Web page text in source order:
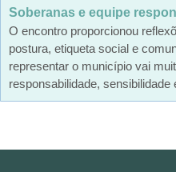
Soberanas e equipe
O encontro proporcionou
postura, etiqueta social e
representar o município vai
responsabilidade, sensibilidade